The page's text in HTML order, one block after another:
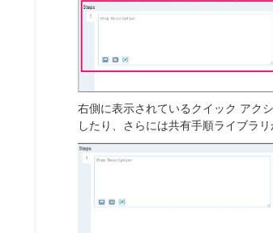
右側に表示されているクイック アク
したり、さらには共有手順ライブラ